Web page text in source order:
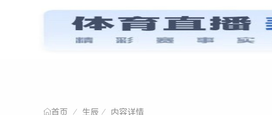
首页 星情阐述
首页 生辰 内容详情